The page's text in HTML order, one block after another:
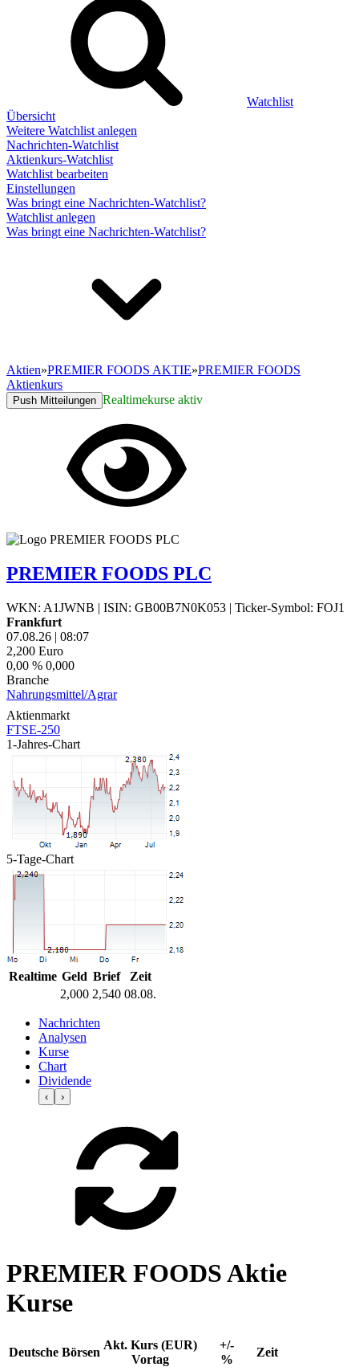
Watchlist
Übersicht
Weitere Watchlist anlegen
Nachrichten-Watchlist
Aktienkurs-Watchlist
Watchlist bearbeiten
Einstellungen
Was bringt eine Nachrichten-Watchlist?
Watchlist anlegen
Was bringt eine Nachrichten-Watchlist?
Aktien»PREMIER FOODS AKTIE»PREMIER FOODS
Aktienkurs
Push Mitteilungen Realtimekurse aktiv
PREMIER FOODS PLC
WKN: A1JWNB | ISIN: GB00B7N0K053 | Ticker-Symbol: FOJ1
Frankfurt
07.08.26 | 08:07
2,200 Euro
0,00 % 0,000
Branche
Nahrungsmittel/Agrar
Aktienmarkt
FTSE-250
1-Jahres-Chart
5-Tage-Chart
Realtime Geld Brief
Zeit
2,000 2,540 08.08.
Nachrichten
Analysen
Kurse
Chart
Dividende
‹ ›
PREMIER FOODS Aktie
Kurse
Deutsche Börsen
Akt. Kurs (EUR)
Vortag
+/-
%
Zeit